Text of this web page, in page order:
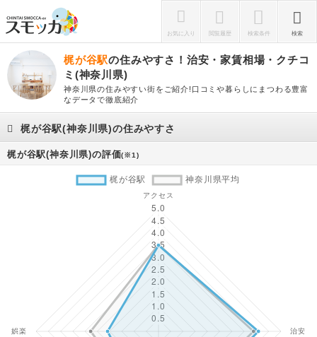
お気に入り 閲覧履歴 検索条件 検索
梶が谷駅の住みやすさ！治安・家賃相場・クチコ
ミ(神奈川県)
神奈川県の住みやすい街をご紹介!口コミや暮らしにまつわる豊富
なデータで徹底紹介
梶が谷駅(神奈川県)の住みやすさ
梶が谷駅(神奈川県)の評価(※1)